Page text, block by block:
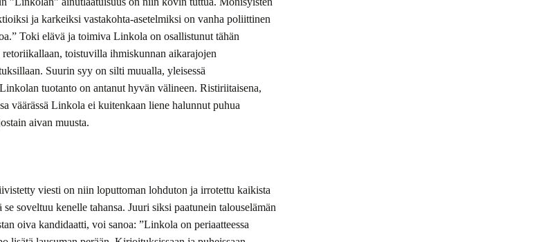
ja karkeiksi vastakohta-asetelmiksi on vanha poliittinen
Toki elävä ja toimiva Linkola on osallistunut tähän
toistuvilla ihmiskunnan aikarajojen
Suurin syy on silti muualla, yleisessä
tuotanto on antanut hyvän välineen. Ristiriitaisena,
väärässä Linkola ei kuitenkaan liene halunnut puhua
aivan muusta.
viesti on niin loputtoman lohduton ja irrotettu kaikista
soveltuu kenelle tahansa. Juuri siksi paatunein talouselämän
oiva kandidaatti, voi sanoa: ”Linkola on periaatteessa